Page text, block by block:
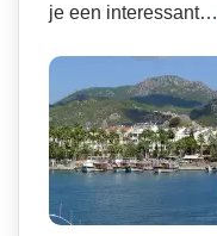
je een interessant…